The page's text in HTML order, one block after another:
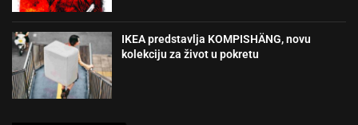
IKEA predstavlja KOMPISHÄNG, novu
kolekciju za život u pokretu